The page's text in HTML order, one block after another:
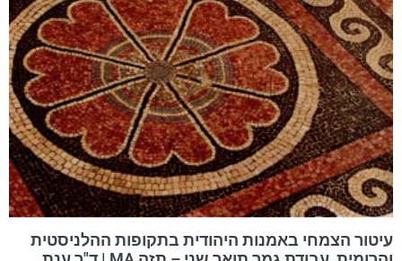
עיטור הצמחי באמנות היהודית בתקופות ההלניסטית